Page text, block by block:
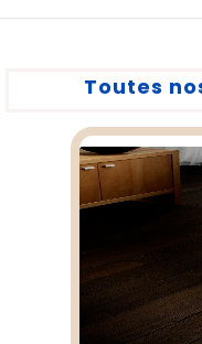
Toutes